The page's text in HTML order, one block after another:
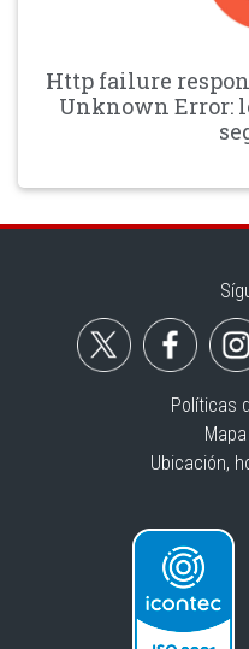
Http failure
Unknown Error:
Políticas
Ubicación,